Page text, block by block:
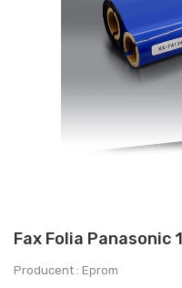
Fax Folia Panasonic
Producent : Eprom